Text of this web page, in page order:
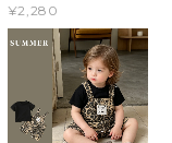
¥2,280